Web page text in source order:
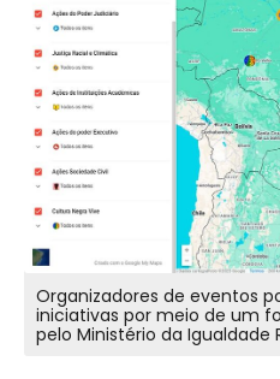
Organizadores de eventos
iniciativas por meio de um
pelo Ministério da Igualdade